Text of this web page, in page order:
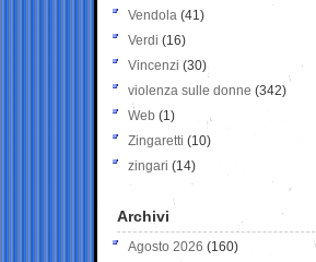
Vendola (41)
Verdi (16)
Vincenzi (30)
violenza sulle donne (342)
Web (1)
Zingaretti (10)
zingari (14)
Archivi
Agosto 2026 (160)